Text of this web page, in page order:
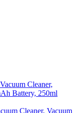
Cleaner, Vacuum